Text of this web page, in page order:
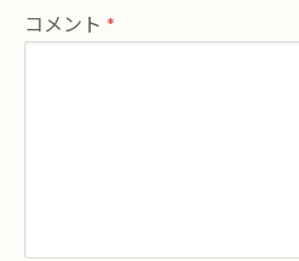
コメント